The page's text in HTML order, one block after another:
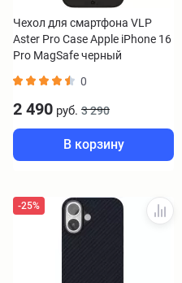
Чехол для смартфона VLP
Aster Pro Case Apple iPhone 16
Pro MagSafe черный
0
2 490 руб. 3 290
В корзину
-25%